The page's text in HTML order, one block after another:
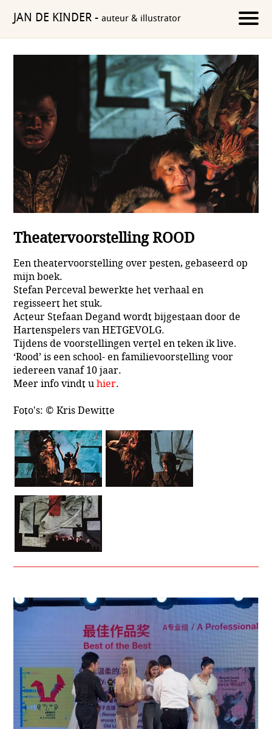
JAN DE KINDER- auteur & illustrator
Theatervoorstelling ROOD
Een theatervoorstelling over pesten, gebaseerd op
mijn boek.
Stefan Perceval bewerkte het verhaal en
regisseert het stuk.
Acteur Stefaan Degand wordt bijgestaan door de
Hartenspelers van HETGEVOLG.
Tijdens de voorstellingen vertel en teken ik live.
‘Rood’ is een school- en familievoorstelling voor
iedereen vanaf 10 jaar.
Meer info vindt u hier.
Foto's: © Kris Dewitte